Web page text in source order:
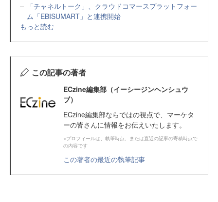
「チャネルトーク」、クラウドコマースプラットフォー
ム「EBISUMART」と連携開始
もっと読む
この記事の著者
ECzine編集部（イーシージンヘンシュウ
ブ）
ECzine編集部ならではの視点で、マーケタ
ーの皆さんに情報をお伝えいたします。
※プロフィールは、執筆時点、または直近の記事の寄稿時点で
の内容です
この著者の最近の執筆記事